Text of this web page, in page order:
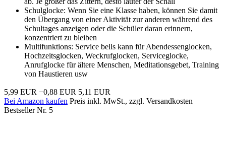
Schulglocke: Wenn Sie eine Klasse haben, können Sie damit
den Übergang von einer Aktivität zur anderen während des
Schultages anzeigen oder die Schüler daran erinnern,
konzentriert zu bleiben
Multifunktions: Service bells kann für Abendessenglocken,
Hochzeitsglocken, Weckrufglocken, Serviceglocke,
Anrufglocke für ältere Menschen, Meditationsgebet, Training
von Haustieren usw
5,99 EUR −0,88 EUR 5,11 EUR
Bei Amazon kaufen Preis inkl. MwSt., zzgl. Versandkosten
Bestseller Nr. 5